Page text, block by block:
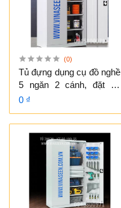
(0)
Tủ đựng dụng cụ đồ nghề
5 ngăn 2 cánh, đặt cố
định, không có vách treo
0 ₫